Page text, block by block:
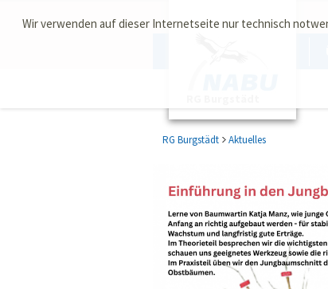
Wir verwenden auf dieser Internetseite nur technisch
RG Burgstädt Aktuelles